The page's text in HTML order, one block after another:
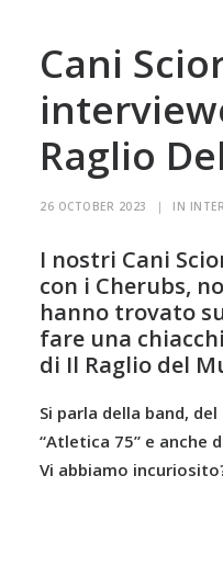
Cani
Raglio
26 OCTOBER 2023 | IN
I nostri Cani
con i Cherubs,
hanno trovato
fare una
di Il Raglio del
Si parla della band,
“Atletica 75” e anche
Vi abbiamo